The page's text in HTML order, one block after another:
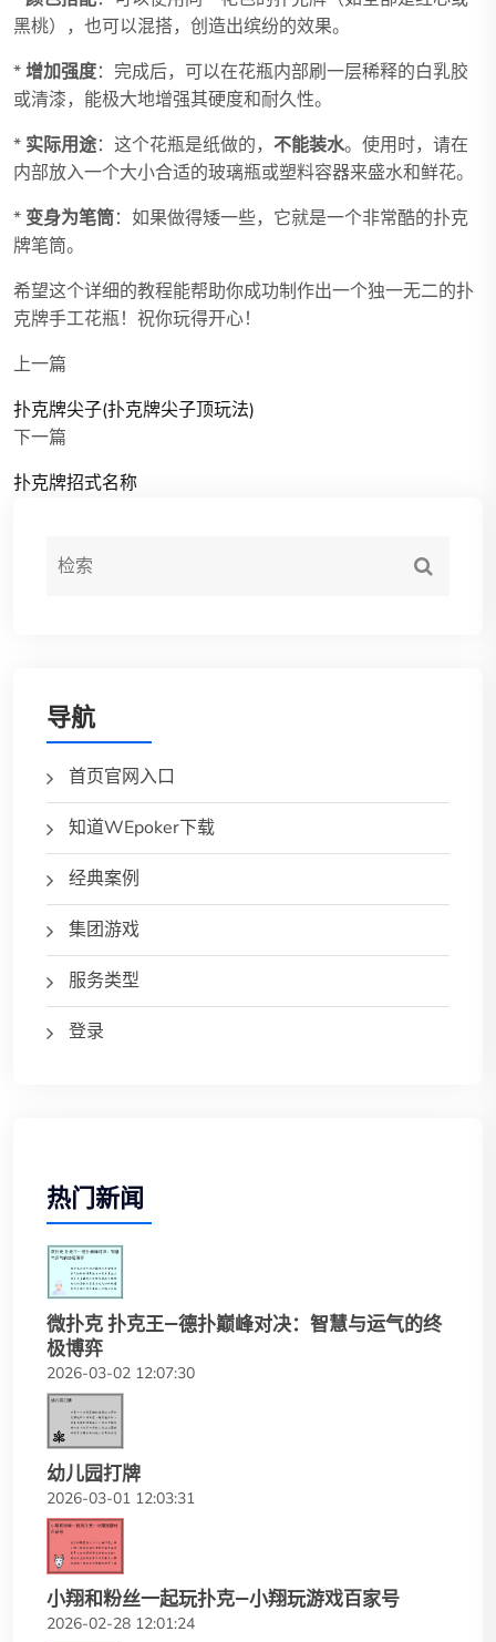
黑桃），也可以混搭，创造出缤纷的效果。
*增加强度：完成后，可以在花瓶内部刷一层稀释的白乳胶
或清漆，能极大地增强其硬度和耐久性。
* 实际用途：这个花瓶是纸做的， 不能装水。使用时，请在
内部放入一个大小合适的玻璃瓶或塑料容器来盛水和鲜花。
*变身为笔筒：如果做得矮一些，它就是一个非常酷的扑克
牌笔筒。
希望这个详细的教程能帮助你成功制作出一个独一无二的扑
克牌手工花瓶！祝你玩得开心！
上一篇
扑克牌尖子(扑克牌尖子顶玩法)
下一篇
扑克牌招式名称
导航
首页官网入口
知道WEpoker下载
经典案例
集团游戏
服务类型
登录
热门新闻
微扑克 扑克王—德扑巅峰对决：智慧与运气的终
极博弈
2026-03-02 12:07:30
幼儿园打牌
2026-03-01 12:03:31
小翔和粉丝一起玩扑克—小翔玩游戏百家号
2026-02-28 12:01:24